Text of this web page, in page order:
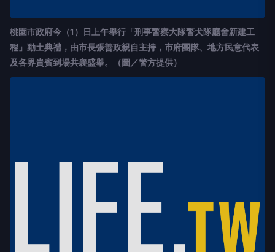
桃園市政府今（1）日上午舉行「刑事警察大隊警犬隊廳舍新建工
程」動土典禮，由市長張善政親自主持，市府團隊、地方民意代表
及各界貴賓到場共襄盛舉。（圖／警方提供）